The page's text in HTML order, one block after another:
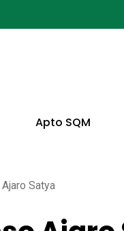
Apto SQM
Satya